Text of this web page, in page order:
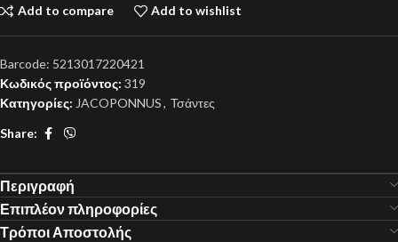
Add to compare Add to wishlist
Barcode: 5213017220421
Κωδικός προϊόντος: 319
Κατηγορίες: JACOPONNUS, Τσάντες
Share:
Περιγραφή
Επιπλέον πληροφορίες
Τρόποι Αποστολής